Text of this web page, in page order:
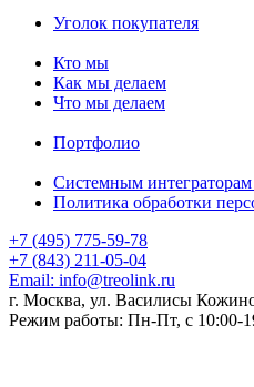
Уголок покупателя
Кто мы
Как мы делаем
Что мы делаем
Портфолио
Системным интеграторам
Политика обработки
+7 (495) 775-59-78
+7 (843) 211-05-04
Email: info@treolink.ru
г. Москва, ул. Василисы
Режим работы: Пн-Пт, с 10:00-